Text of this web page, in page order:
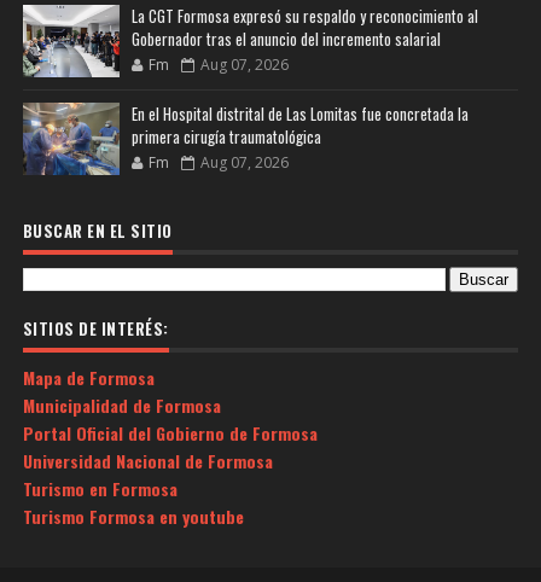
La CGT Formosa expresó su respaldo y reconocimiento al
Gobernador tras el anuncio del incremento salarial
Fm Aug 07, 2026
En el Hospital distrital de Las Lomitas fue concretada la
primera cirugía traumatológica
Fm Aug 07, 2026
BUSCAR EN EL SITIO
SITIOS DE INTERÉS:
Mapa de Formosa
Municipalidad de Formosa
Portal Oficial del Gobierno de Formosa
Universidad Nacional de Formosa
Turismo en Formosa
Turismo Formosa en youtube